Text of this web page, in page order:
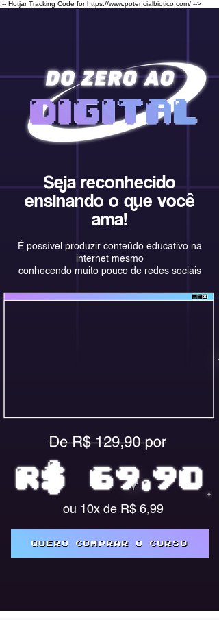
!-- Hotjar Tracking Code for https://www.potencialbiotico.com/ -->
Seja reconhecido
ensinando o que você
ama!
É possível produzir conteúdo educativo na
internet mesmo
conhecendo muito pouco de redes sociais
ou 10x de R$ 6,99
QUERO COMPRAR O CURSO